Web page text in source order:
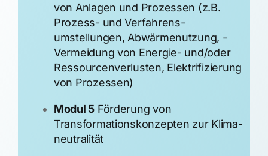
von Anlagen und Prozessen (z.B.
Prozess- und Verfahrens­
umstellungen, Abwärmenutzung, ­
Vermeidung von Energie- und/oder
Ressourcen­verlusten, Elektrifizierung
von Prozessen)
Modul 5 Förderung von
Transformationskonzepten zur Klima­
neutralität